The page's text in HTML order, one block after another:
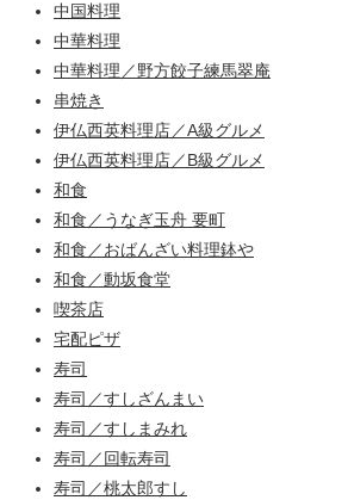
中国料理
中華料理
中華料理／野方餃子練馬翠庵
串焼き
伊仏西英料理店／A級グルメ
伊仏西英料理店／B級グルメ
和食
和食／うなぎ玉舟 要町
和食／おばんざい料理鉢や
和食／動坂食堂
喫茶店
宅配ピザ
寿司
寿司／すしざんまい
寿司／すしまみれ
寿司／回転寿司
寿司／桃太郎すし